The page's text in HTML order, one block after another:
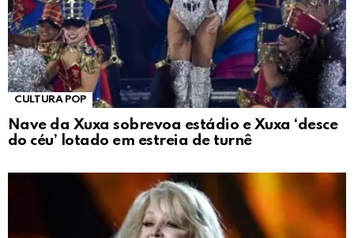
CULTURA POP
Nave da Xuxa sobrevoa estádio e Xuxa ‘desce
do céu’ lotado em estreia de turnê